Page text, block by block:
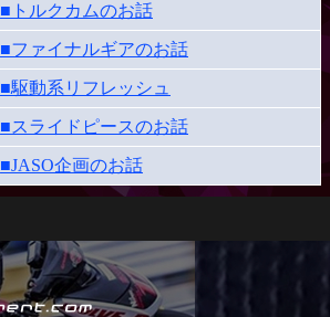
■トルクカムのお話
■ファイナルギアのお話
■駆動系リフレッシュ
■スライドピースのお話
■JASO企画のお話